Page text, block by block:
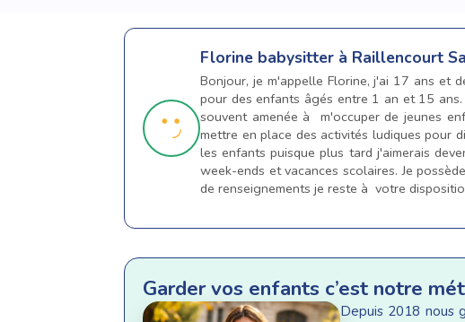
Florine babysitter à Raillencourt
Bonjour, je m'appelle Florine, j'ai 17 ans et
pour des enfants âgés entre 1 an et 15
souvent amenée à m'occuper de jeunes
mettre en place des activités ludiques pour
les enfants puisque plus tard j'aimerais
week-ends et vacances scolaires. Je
de renseignements je reste à votre
Garder vos enfants c’est notre
Depuis 2018 nous